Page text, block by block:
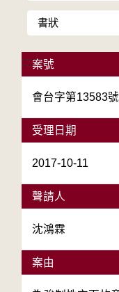
書狀
:::案號
會台字第13583號
受理日期
2017-10-11
聲請人
沈鴻霖
案由